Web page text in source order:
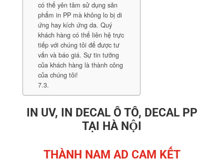
có thể yên tâm sử dụng sản
phẩm in PP mà không lo bị di
ứng hay kích ứng da. Quý
khách hàng có thể liên hệ trực
tiếp với chúng tôi để được tư
vấn và báo giá. Sự tin tưởng
của khách hàng là thành công
của chúng tôi!
IN UV, IN DECAL Ô TÔ, DECAL PP
TẠI HÀ NỘI
THÀNH NAM AD CAM KẾT